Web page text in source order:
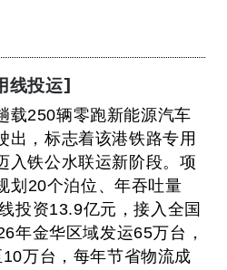
线投运]
载250辆零跑新能源汽车
出，标志着该港铁路专用
入铁公水联运新阶段。项
划20个泊位、年吞吐量
投资13.9亿元，接入全国
年金华区域发运65万台，
万台，每年节省物流成